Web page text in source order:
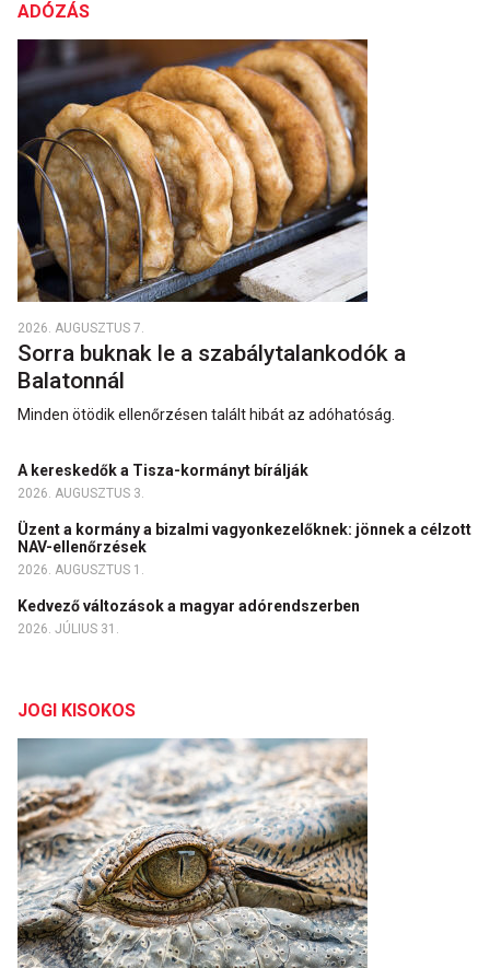
ADÓZÁS
2026. AUGUSZTUS 7.
Sorra buknak le a szabálytalankodók a
Balatonnál
Minden ötödik ellenőrzésen talált hibát az adóhatóság.
A kereskedők a Tisza-kormányt bírálják
2026. AUGUSZTUS 3.
Üzent a kormány a bizalmi vagyonkezelőknek: jönnek a célzott
NAV-ellenőrzések
2026. AUGUSZTUS 1.
Kedvező változások a magyar adórendszerben
2026. JÚLIUS 31.
JOGI KISOKOS